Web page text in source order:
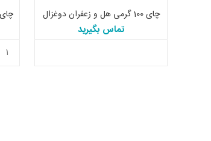
چای 100 گرمی هل و زعفران دوغزال
تماس بگیرید